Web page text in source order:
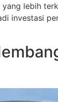
yang lebih
investasi